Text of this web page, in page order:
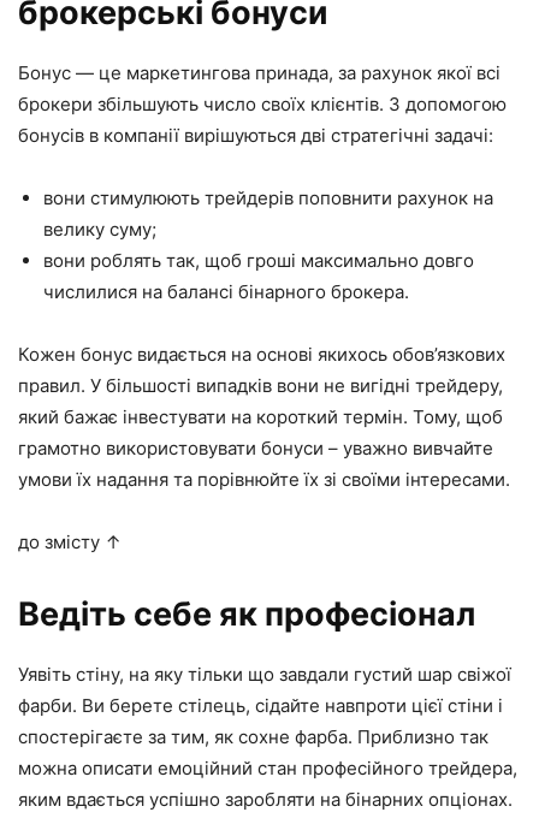
брокерські бонуси
Бонус — це маркетингова принада, за рахунок якої всі
брокери збільшують число своїх клієнтів. З допомогою
бонусів в компанії вирішуються дві стратегічні задачі:
вони стимулюють трейдерів поповнити рахунок на
велику суму;
вони роблять так, щоб гроші максимально довго
числилися на балансі бінарного брокера.
Кожен бонус видається на основі якихось обов’язкових
правил. У більшості випадків вони не вигідні трейдеру,
який бажає інвестувати на короткий термін. Тому, щоб
грамотно використовувати бонуси – уважно вивчайте
умови їх надання та порівнюйте їх зі своїми інтересами.
до змісту ↑
Ведіть себе як професіонал
Уявіть стіну, на яку тільки що завдали густий шар свіжої
фарби. Ви берете стілець, сідайте навпроти цієї стіни і
спостерігаєте за тим, як сохне фарба. Приблизно так
можна описати емоційний стан професійного трейдера,
яким вдається успішно заробляти на бінарних опціонах.